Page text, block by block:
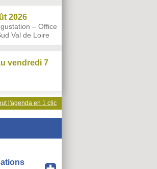
2026
– Office
Val de Loire
vendredi 7
l'agenda en 1 clic